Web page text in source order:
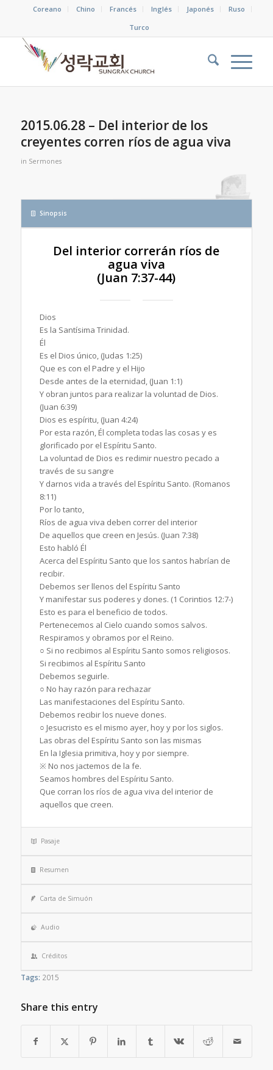
Coreano Chino Francés Inglés Japonés
Ruso
Turco
2015.06.28 – Del interior de los
creyentes corren ríos de agua viva
in Sermones
Sinopsis
Del interior correrán ríos de
agua viva
(Juan 7:37-44)
Dios
Es la Santísima Trinidad.
Él
Es el Dios único, (Judas 1:25)
Que es con el Padre y el Hijo
Desde antes de la eternidad, (Juan 1:1)
Y obran juntos para realizar la voluntad de Dios.
(Juan 6:39)
Dios es espíritu, (Juan 4:24)
Por esta razón, Él completa todas las cosas y es
glorificado por el Espíritu Santo.
La voluntad de Dios es redimir nuestro pecado a
través de su sangre
Y darnos vida a través del Espíritu Santo. (Romanos
8:11)
Por lo tanto,
Ríos de agua viva deben correr del interior
De aquellos que creen en Jesús. (Juan 7:38)
Esto habló Él
Acerca del Espíritu Santo que los santos habrían de
recibir.
Debemos ser llenos del Espíritu Santo
Y manifestar sus poderes y dones. (1 Corintios 12:7-)
Esto es para el beneficio de todos.
Pertenecemos al Cielo cuando somos salvos.
Respiramos y obramos por el Reino.
○ Si no recibimos al Espíritu Santo somos religiosos.
Si recibimos al Espíritu Santo
Debemos seguirle.
○ No hay razón para rechazar
Las manifestaciones del Espíritu Santo.
Debemos recibir los nueve dones.
○ Jesucristo es el mismo ayer, hoy y por los siglos.
Las obras del Espíritu Santo son las mismas
En la Iglesia primitiva, hoy y por siempre.
※ No nos jactemos de la fe.
Seamos hombres del Espíritu Santo.
Que corran los ríos de agua viva del interior de
aquellos que creen.
Pasaje
Resumen
Carta de Simuón
Audio
Créditos
Tags: 2015
Share this entry